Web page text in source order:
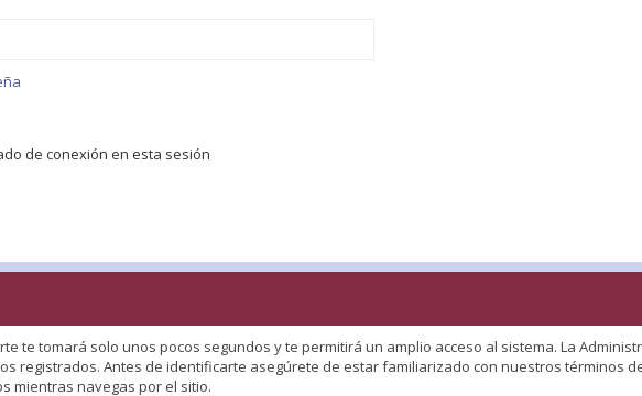
de conexión en esta sesión
te tomará solo unos pocos segundos y te permitirá un amplio acceso al sistema. La
registrados. Antes de identificarte asegúrete de estar familiarizado con nuestros términos
mientras navegas por el sitio.